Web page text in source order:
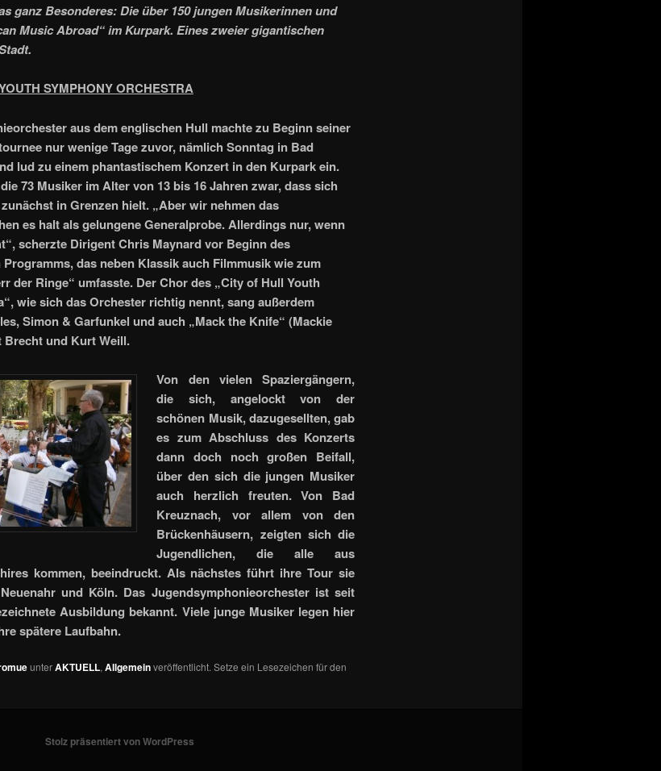
ganz Besonderes: Die über 150 jungen Musikerinnen und
Music Abroad“im Kurpark. Eines zweier gigantischen
SYMPHONY ORCHESTRA
aus dem englischen Hull machte zu Beginn seiner
nur wenige Tage zuvor, nämlich Sonntag in Bad
lud zu einem phantastischem Konzert in den Kurpark ein.
73 Musiker im Alter von 13 bis 16 Jahren zwar, dass sich
in Grenzen hielt. „Aber wir nehmen das
es halt als gelungene Generalprobe. Allerdings nur, wenn
scherzte Dirigent Chris Maynard vor Beginn des
das neben Klassik auch Filmmusik wie zum
der Ringe“ umfasste. Der Chor des „City of Hull Youth
wie sich das Orchester richtig nennt, sang außerdem
Simon & Garfunkel und auch „Mack the Knife“ (Mackie
Brecht und Kurt Weill.
Von den vielen Spaziergängern,
die sich, angelockt von der
schönen Musik, dazugesellten, gab
es zum Abschluss des Konzerts
dann doch noch großen Beifall,
über den sich die jungen Musiker
auch herzlich freuten. Von Bad
Kreuznach, vor allem von den
Brückenhäusern, zeigten sich die
Jugendlichen, die alle aus
kommen, beeindruckt. Als nächstes führt ihre Tour sie
und Köln. Das Jugendsymphonieorchester ist seit
Ausbildung bekannt. Viele junge Musiker legen hier
spätere Laufbahn.
unterAKTUELL, Allgemeinveröffentlicht. Setze ein Lesezeichen für den
Stolz präsentiert von WordPress